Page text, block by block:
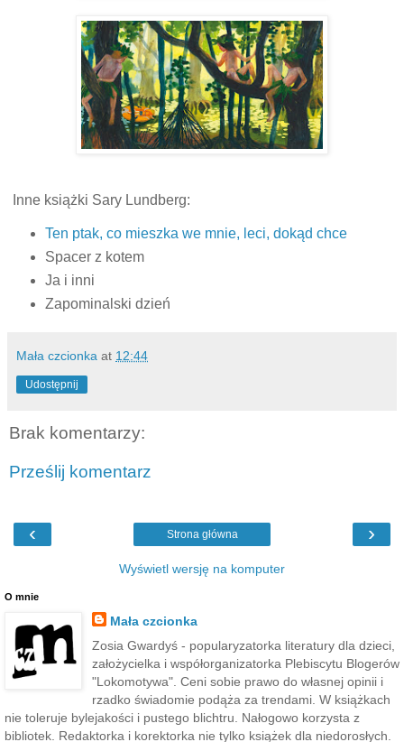
Inne książki Sary Lundberg:
Ten ptak, co mieszka we mnie, leci, dokąd chce
Spacer z kotem
Ja i inni
Zapominalski dzień
Mała czcionka at 12:44
Udostępnij
Brak komentarzy:
Prześlij komentarz
‹ ›
Strona główna
Wyświetl wersję na komputer
O mnie
Mała czcionka
Zosia Gwardyś - popularyzatorka literatury dla dzieci,
założycielka i współorganizatorka Plebiscytu Blogerów
"Lokomotywa". Ceni sobie prawo do własnej opinii i
rzadko świadomie podąża za trendami. W książkach
nie toleruje bylejakości i pustego blichtru. Nałogowo korzysta z
bibliotek. Redaktorka i korektorka nie tylko książek dla niedorosłych.